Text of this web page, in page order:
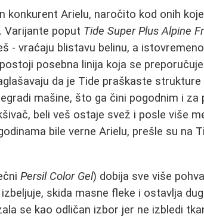
konkurent Arielu, naročito kod onih
Varijante poput Tide Super Plus Alpine
- vraćaju blistavu belinu, a
posebna linija koja se
da je Tide praškaste strukture
mašine, što ga čini pogodnim i za
beli veš ostaje svež i posle više
bile verne Arielu, prešle su na
Persil Color Gel) dobija sve više
skida masne fleke i ostavlja
se kao odličan izbor jer ne izbledi